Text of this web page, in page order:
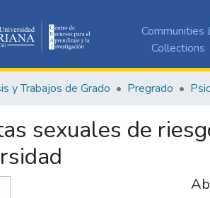
Communities
Collections
y Trabajos de Grado Pregrado
sexuales de